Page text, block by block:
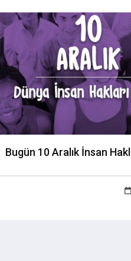
Bugün 10 Aralık İnsan